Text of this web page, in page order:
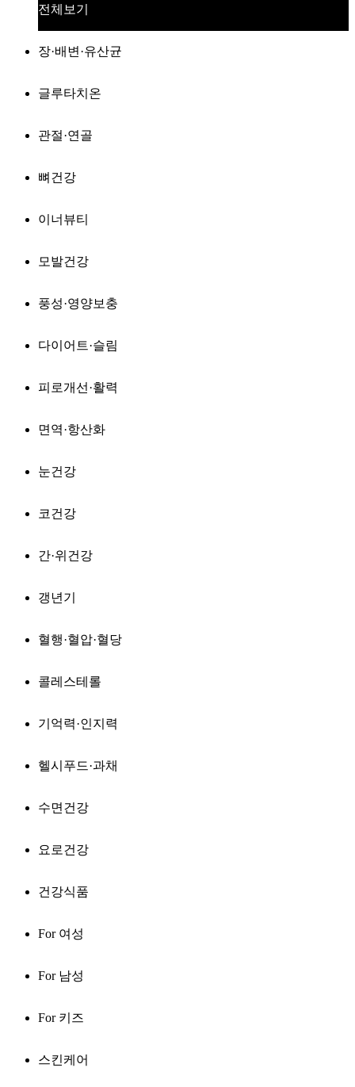
전체보기
장·배변·유산균
글루타치온
관절·연골
뼈건강
이너뷰티
모발건강
풍성·영양보충
다이어트·슬림
피로개선·활력
면역·항산화
눈건강
코건강
간·위건강
갱년기
혈행·혈압·혈당
콜레스테롤
기억력·인지력
헬시푸드·과채
수면건강
요로건강
건강식품
For 여성
For 남성
For 키즈
스킨케어